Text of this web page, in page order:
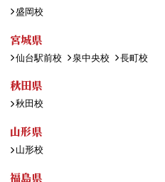
盛岡校
宮城県
仙台駅前校 泉中央校 長町校
秋田県
秋田校
山形県
山形校
福島県